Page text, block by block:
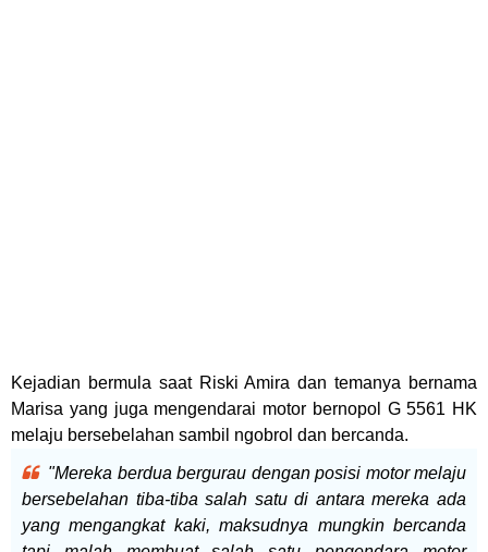
Kejadian bermula saat Riski Amira dan temanya bernama
Marisa yang juga mengendarai motor bernopol G 5561 HK
melaju bersebelahan sambil ngobrol dan bercanda.
"Mereka berdua bergurau dengan posisi motor melaju
bersebelahan tiba-tiba salah satu di antara mereka ada
yang mengangkat kaki, maksudnya mungkin bercanda